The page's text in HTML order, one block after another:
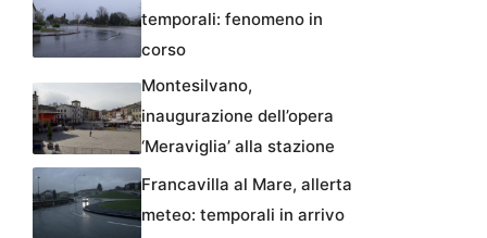
temporali: fenomeno in
corso
Montesilvano,
inaugurazione dell’opera
‘Meraviglia’ alla stazione
Francavilla al Mare, allerta
meteo: temporali in arrivo